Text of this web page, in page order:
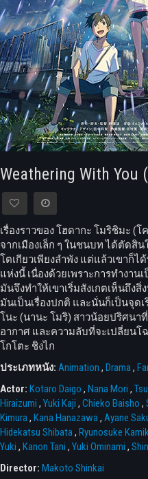
Weathering With
เรื่องราวของ โฮดากะ โมริชิมะ (
จากเมืองเล็ก ๆ ในชนบท ได้ตัดสิ
โตเกียวเพียงลำพัง แต่แล้วเขาก็
แห่งนี้ เนื่องด้วยเพราะการทำงา
มันจึงทำให้เขาเริ่มสังเกตเห็นถึง
มันเป็นเรื่องปกติ และนั่นก็เป็นจุด
โนะ (นานะ โมริ) สาวน้อยปริศน
อากาศ และความลับที่จะเปลี่ยน
โกโตะ ชิงไก
ประเภทหนัง: Animation , Drama,
Actor: Kotaro Daigo , Nana Mori ,
Hiraizumi , Yuki Kaji , Chieko Baisho ,
Kimura, Kana Hanazawa, Ayane
Hidekatsu Shibata, Ryunosuke
Yuki , Kanon Tani , Yuki Ominami ,
Director: Makoto Shinkai